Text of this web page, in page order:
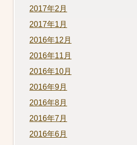
2017年2月
2017年1月
2016年12月
2016年11月
2016年10月
2016年9月
2016年8月
2016年7月
2016年6月